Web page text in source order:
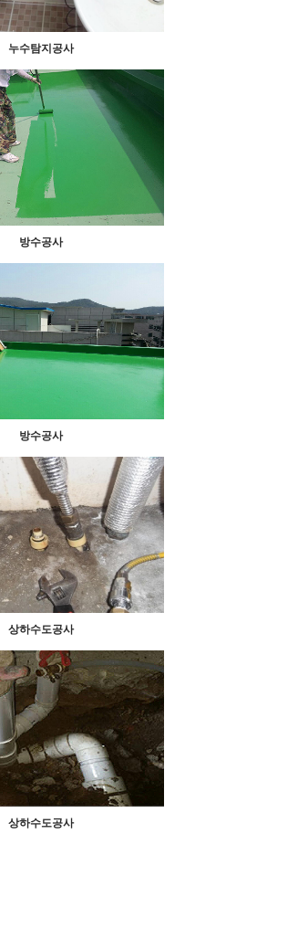
누수탐지공사
방수공사
방수공사
상하수도공사
상하수도공사